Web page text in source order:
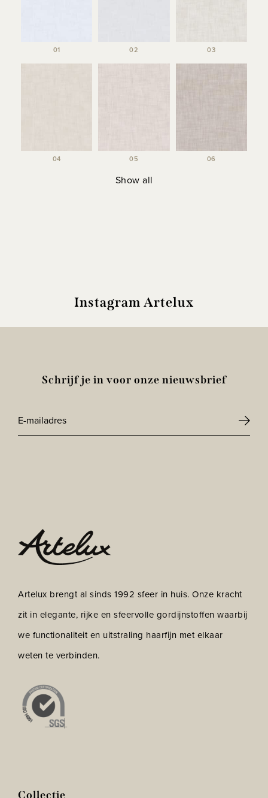
01 02 03
04 05 06
Show all
Instagram Artelux
Schrijf je in voor onze nieuwsbrief
mailadres
Artelux brengt al sinds 1992 sfeer in huis. Onze kracht
zit in elegante, rijke en sfeervolle gordijnstoffen waarbij
we functionaliteit en uitstraling haarfijn met elkaar
weten te verbinden.
Collectie